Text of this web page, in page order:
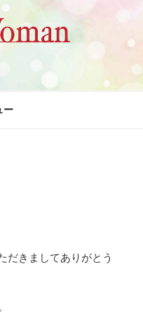
ー
だきましてありがとう